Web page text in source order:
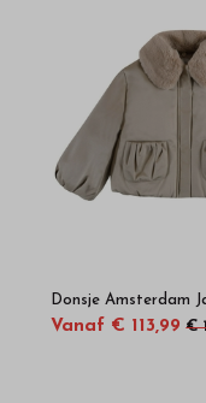
Donsje Amsterdam
Vanaf € 113,99 €